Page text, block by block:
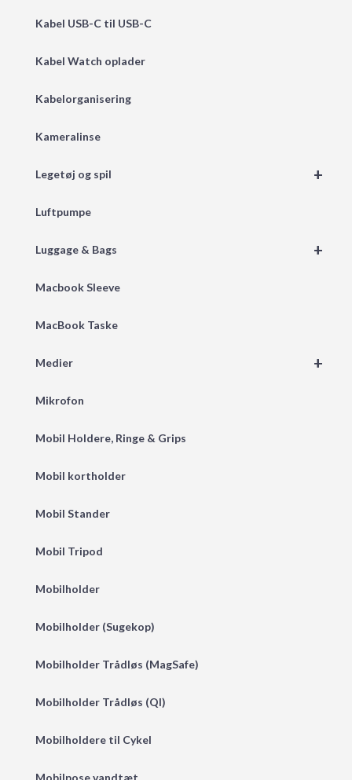
Kabel USB-C til USB-C
Kabel Watch oplader
Kabelorganisering
Kameralinse
+
Legetøj og spil
Luftpumpe
+
Luggage & Bags
Macbook Sleeve
MacBook Taske
+
Medier
Mikrofon
Mobil Holdere, Ringe & Grips
Mobil kortholder
Mobil Stander
Mobil Tripod
Mobilholder
Mobilholder (Sugekop)
Mobilholder Trådløs (MagSafe)
Mobilholder Trådløs (QI)
Mobilholdere til Cykel